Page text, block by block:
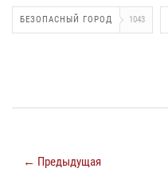
БЕЗОПАСНЫЙ ГОРОД 1043
← Предыдущая